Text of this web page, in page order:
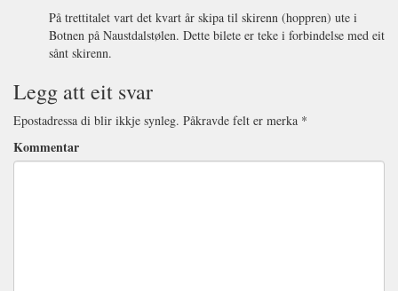
På trettitalet vart det kvart år skipa til skirenn (hoppren) ute i
Botnen på Naustdalstølen. Dette bilete er teke i forbindelse med eit
sånt skirenn.
Legg att eit svar
Epostadressa di blir ikkje synleg. Påkravde felt er merka *
Kommentar